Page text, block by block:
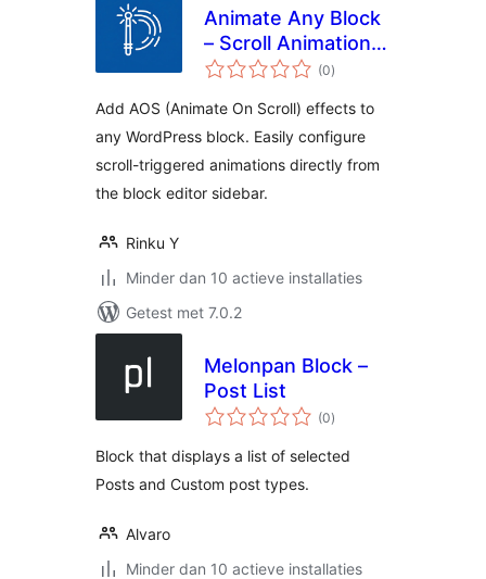
Animate Any Block
– Scroll Animations
& Motion Effects
(0totaal
waarderingen
)
Add AOS (Animate On Scroll) effects to
any WordPress block. Easily configure
scroll-triggered animations directly from
the block editor sidebar.
Rinku Y
Minder dan 10 actieve installaties
Getest met 7.0.2
Melonpan Block –
Post List
(0totaal
waarderingen
)
Block that displays a list of selected
Posts and Custom post types.
Alvaro
Minder dan 10 actieve installaties